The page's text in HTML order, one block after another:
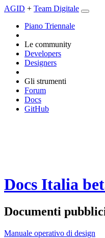
AGID + Team Digitale
Piano Triennale
Le community
Developers
Designers
Gli strumenti
Forum
Docs
GitHub
Docs Italia
Documenti
Manuale operativo di design